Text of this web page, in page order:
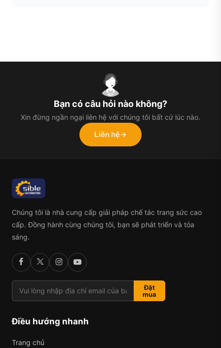
Bạn có câu hỏi nào không?
Xin đừng ngần ngại liên hệ với chúng tôi bất cứ lúc nào.
Liên hệ→
Chúng tôi là nhà cung cấp giải pháp chế tác trang sức cao
cấp. Đồng hành cùng chúng tôi, bạn sẽ phát triển và tỏa
sáng.
Đặt
mua
Điều hướng nhanh
Trang chủ